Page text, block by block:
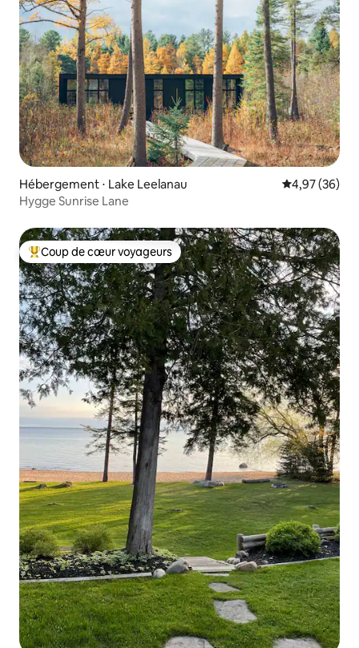
Hébergement ⋅ Lake Leelanau Évaluation
4,97 (36)
Hygge Sunrise Lane
Coups de cœur voyageurs les plus appréciés
Coup de cœur voyageurs